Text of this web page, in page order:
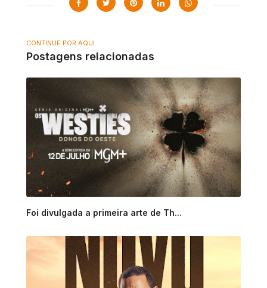
CONTINUE POR AQUI
Postagens relacionadas
Foi divulgada a primeira arte de Th...